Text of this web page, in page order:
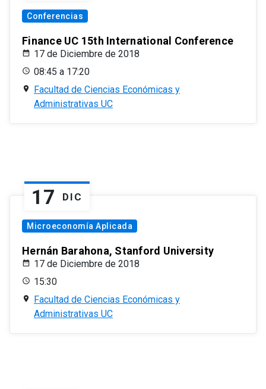
Conferencias
Finance UC 15th International Conference
17 de Diciembre de 2018
08:45 a 17:20
Facultad de Ciencias Económicas y
Administrativas UC
17 DIC
Microeconomía Aplicada
Hernán Barahona, Stanford University
17 de Diciembre de 2018
15:30
Facultad de Ciencias Económicas y
Administrativas UC